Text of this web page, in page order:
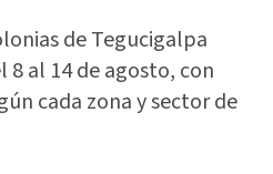
de Tegucigalpa
al 14 de agosto, con
cada zona y sector de